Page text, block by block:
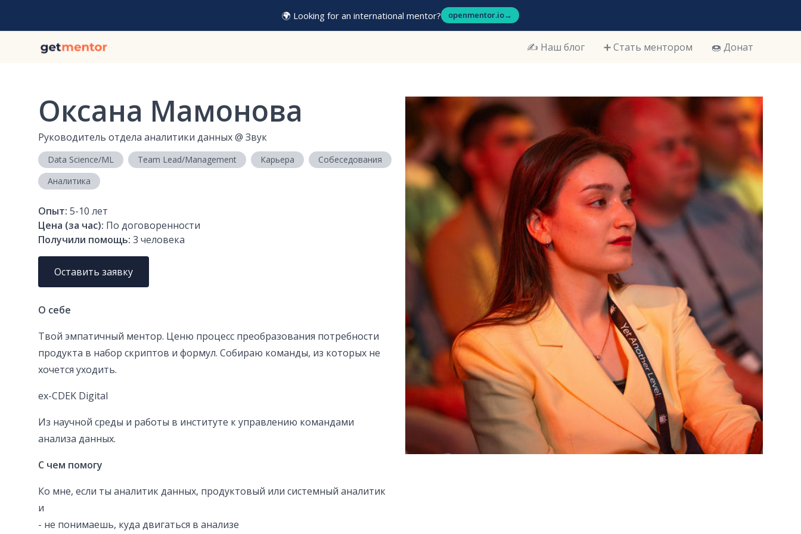
🌍 Looking for an international mentor? openmentor.io→
✍️ Наш блог ➕ Стать ментором 🍩 Донат
Оксана Мамонова
Руководитель отдела аналитики данных@ Звук
Data Science/ML Team Lead/Management Карьера
Собеседования
Аналитика
Опыт: 5-10 лет
Цена (за час): По договоренности
Получили помощь: 3 человека
Оставить заявку
О себе
Твой эмпатичный ментор. Ценю процесс преобразования потребности
продукта в набор скриптов и формул. Собираю команды, из которых не
хочется уходить.
ex-CDEK Digital
Из научной среды и работы в институте к управлению командами
анализа данных.
С чем помогу
Ко мне, если ты аналитик данных, продуктовый или системный аналитик
и
- не понимаешь, куда двигаться в анализе